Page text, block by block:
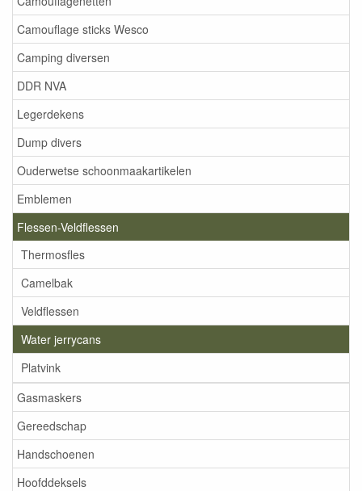
Camouflage sticks Wesco
Camping diversen
DDR NVA
Legerdekens
Dump divers
Ouderwetse schoonmaakartikelen
Emblemen
Flessen-Veldflessen
Thermosfles
Camelbak
Veldflessen
Water jerrycans
Platvink
Gasmaskers
Gereedschap
Handschoenen
Hoofddeksels